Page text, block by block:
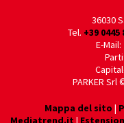
36030
Tel. +39 0445
E-Mail:
PARKER
Mappa del sito |
Mediatrend.it |